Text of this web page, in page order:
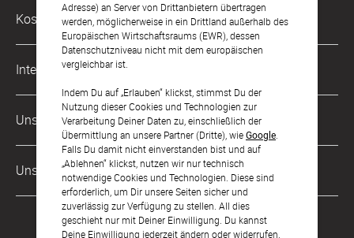
Adresse) an Server von Drittanbietern übertragen
werden, möglicherweise in ein Drittland außerhalb des
Europäischen Wirtschaftsraums (EWR), dessen
Datenschutzniveau nicht mit dem europäischen
vergleichbar ist.
Indem Du auf „Erlauben“ klickst, stimmst Du der
Nutzung dieser Cookies und Technologien zur
Verarbeitung Deiner Daten zu, einschließlich der
Übermittlung an unsere Partner (Dritte), wieGoogle
Falls Du damit nicht einverstanden bist und auf
„Ablehnen“ klickst, nutzen wir nur technisch
notwendige Cookies und Technologien. Diese sind
erforderlich, um Dir unsere Seiten sicher und
zuverlässig zur Verfügung zu stellen. All dies
geschieht nur mit Deiner Einwilligung. Du kannst
Deine Einwilligung jederzeit ändern oder widerrufen.
kontakt@sendmoments.ch
Philosophie
Karriere
Impressum
AGB & Widerrufsrecht
Zahlung & Versand
Datenschutz
LLM's
Kostenlose Services
Musterkarten
Digitale Fotoalben
Digitale Gästelisten
FAQ & Hilfe
International
Deutschland
Österreich
Frankreich
Unsere Zahlungsarten
Unsere Partner